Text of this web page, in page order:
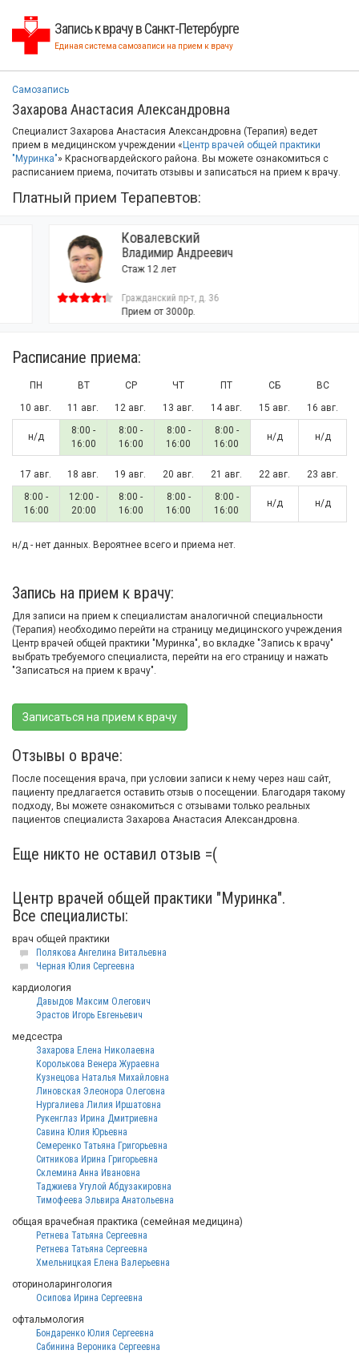
Запись к врачу в Санкт-Петербурге
Единая система самозаписи на прием к врачу
Самозапись
Захарова Анастасия Александровна
Специалист Захарова Анастасия Александровна (Терапия) ведет
прием в медицинском учреждении « Центр врачей общей практики
"Муринка"» Красногвардейского района. Вы можете ознакомиться с
расписанием приема, почитать отзывы и записаться на прием к врачу.
Платный прием Терапевтов:
Ковалевский
Владимир Андреевич
Стаж 12 лет
Гражданский пр-т, д. 36
Прием от 3000р.
Расписание приема:
ПН ВТ СР ЧТ ПТ СБ
ВС
10 авг.
11 авг. 12 авг. 13 авг. 14 авг. 15 авг. 16 авг.
н/д
8:00 -
16:00
8:00 -
16:00
8:00 -
16:00
8:00 -
16:00
н/д н/д
17 авг. 18 авг. 19 авг. 20 авг. 21 авг. 22 авг.
23 авг.
8:00 -
16:00
12:00 -
20:00
8:00 -
16:00
8:00 -
16:00
8:00 -
16:00
н/д н/д
н/д - нет данных. Вероятнее всего и приема нет.
Запись на прием к врачу:
Для записи на прием к специалистам аналогичной специальности
(Терапия) необходимо перейти на страницу медицинского учреждения
Центр врачей общей практики "Муринка", во вкладке "Запись к врачу"
выбрать требуемого специалиста, перейти на его страницу и нажать
"Записаться на прием к врачу".
Записаться на прием к врачу
Отзывы о враче:
После посещения врача, при условии записи к нему через наш сайт,
пациенту предлагается оставить отзыв о посещении. Благодаря такому
подходу, Вы можете ознакомиться с отзывами только реальных
пациентов специалиста Захарова Анастасия Александровна.
Еще никто не оставил отзыв =(
Центр врачей общей практики "Муринка".
Все специалисты:
врач общей практики
Полякова Ангелина Витальевна
Черная Юлия Сергеевна
кардиология
Давыдов Максим Олегович
Эрастов Игорь Евгеньевич
медсестра
Захарова Елена Николаевна
Королькова Венера Жураевна
Кузнецова Наталья Михайловна
Линовская Элеонора Олеговна
Нургалиева Лилия Иршатовна
Рукенглаз Ирина Дмитриевна
Савина Юлия Юрьевна
Семеренко Татьяна Григорьевна
Ситникова Ирина Григорьевна
Склемина Анна Ивановна
Таджиева Угулой Абдузакировна
Тимофеева Эльвира Анатольевна
общая врачебная практика (семейная медицина)
Ретнева Татьяна Сергеевна
Ретнева Татьяна Сергеевна
Хмельницкая Елена Валерьевна
оториноларингология
Осипова Ирина Сергеевна
офтальмология
Бондаренко Юлия Сергеевна
Сабинина Вероника Сергеевна